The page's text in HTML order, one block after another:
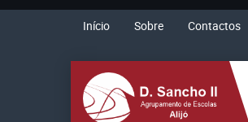
Início Sobre Contactos